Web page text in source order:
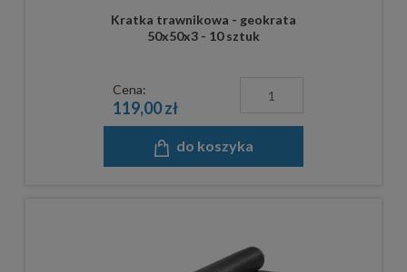
Kratka trawnikowa - geokrata
50x50x3 - 10 sztuk
Cena:
119,00 zł
do koszyka